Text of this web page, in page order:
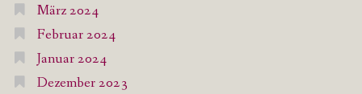
März 2024
Februar 2024
Januar 2024
Dezember 2023